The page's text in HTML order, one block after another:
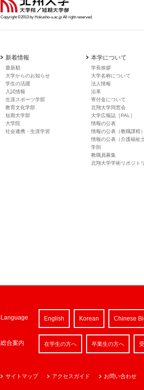
Copyright ©2013 by Hokusho-u.ac.jp All right reserved.
新着情報
最新順
大学からのお知らせ
学生の活躍
入試情報
生涯スポーツ学部
教育文化学部
短期大学部
大学院
社会連携・生涯学習
本学について
学長挨拶
大学名称について
法人情報
沿革
寄付金について
北翔大学同窓会
大学広報誌［PAL］
情報の公表
情報の公表（教職課程）
情報の公表（介護福祉
学則
教職員募集
北翔大学学術リポジトリ
Language English Korean Chinese
総合案内 在学生の方へ 卒業生の方へ
サイトマップ アクセスガイド お問い合わせ